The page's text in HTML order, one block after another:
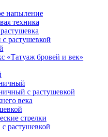
напыление
техника
растушевкой
«Татуаж бровей и век»
с растушевкой
века
стрелки
растушевкой